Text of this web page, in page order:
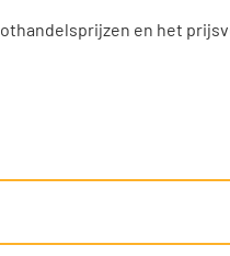
en het
u altijd het juiste auto-
onderdelen van de